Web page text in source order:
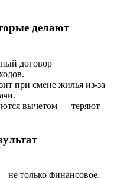
делают
договор
при смене жилья из-за
вычетом — теряют
только финансовое,